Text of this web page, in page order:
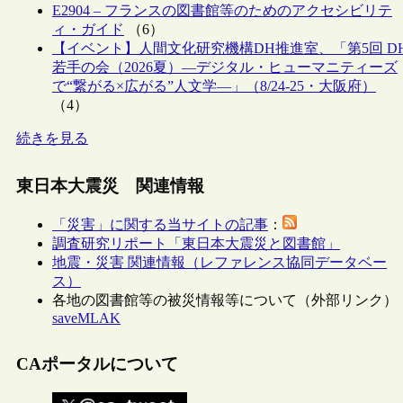
E2904 – フランスの図書館等のためのアクセシビリテ
ィ・ガイド
（6）
【イベント】人間文化研究機構DH推進室、「第5回
若手の会（2026夏）―デジタル・ヒューマニティーズ
で“繋がる×広がる”人文学―」（8/24-25・大阪府）
（4）
続きを見る
東日本大震災 関連情報
「災害」に関する当サイトの記事 ：
調査研究リポート「東日本大震災と図書館」
地震・災害 関連情報（レファレンス協同データベー
ス）
各地の図書館等の被災情報等について（外部リンク）
saveMLAK
CAポータルについて